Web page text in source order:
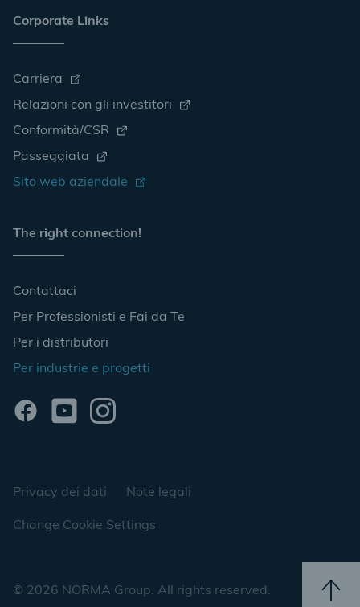
Corporate Links
Carriera
Relazioni con gli investitori
Conformità/CSR
Passeggiata
Sito web aziendale
The right connection!
Contattaci
Per Professionisti e Fai da Te
Per i distributori
Per industrie e progetti
Privacy dei dati Note legali
Change Cookie Settings
© 2026 NORMA Group. All rights reserved.